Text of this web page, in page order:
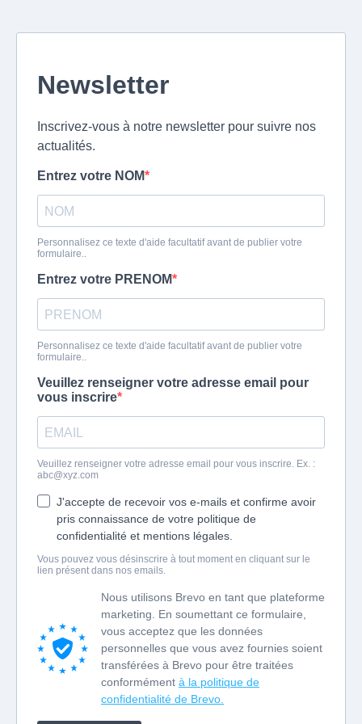
Newsletter
Inscrivez-vous à notre newsletter pour suivre nos
actualités.
Entrez votre NOM
Personnalisez ce texte d'aide facultatif avant de publier votre
formulaire..
Entrez votre PRENOM
Personnalisez ce texte d'aide facultatif avant de publier votre
formulaire..
Veuillez renseigner votre adresse email pour
vous inscrire
Veuillez renseigner votre adresse email pour vous inscrire. Ex. :
abc@xyz.com
J'accepte de recevoir vos e-mails et confirme avoir
pris connaissance de votre politique de
confidentialité et mentions légales.
Vous pouvez vous désinscrire à tout moment en cliquant sur le
lien présent dans nos emails.
Nous utilisons Brevo en tant que plateforme
marketing. En soumettant ce formulaire,
vous acceptez que les données
personnelles que vous avez fournies soient
transférées à Brevo pour être traitées
conformément à la politique de
confidentialité de Brevo.